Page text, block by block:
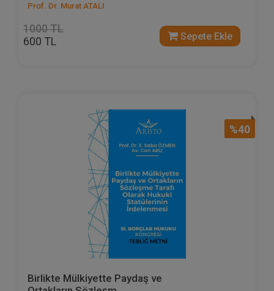
Prof. Dr. Murat ATALI
1000 TL
600 TL Sepete Ekle
%40
Birlikte Mülkiyette Paydaş ve